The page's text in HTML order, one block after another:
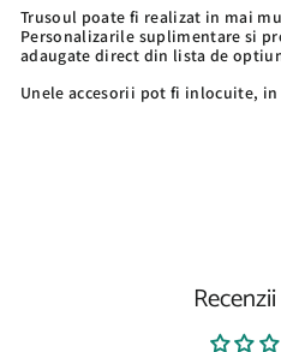
Trusoul poate fi realizat in mai
Personalizarile suplimentare si
adaugate direct din lista de
Unele accesorii pot fi inlocuite,